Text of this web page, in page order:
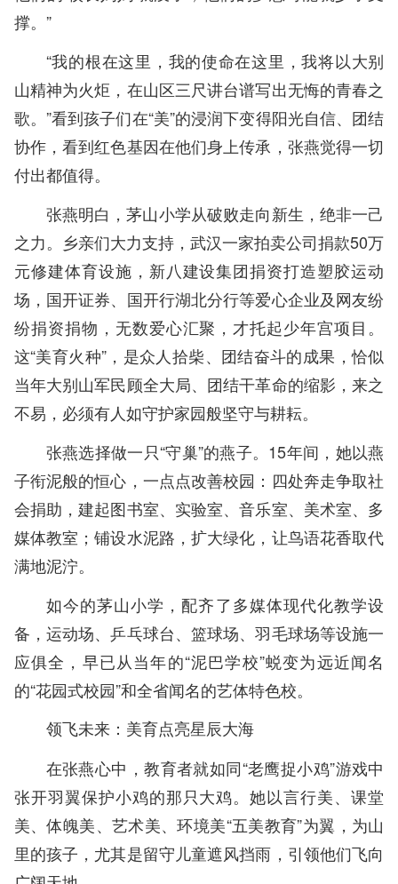
撑。”
“我的根在这里，我的使命在这里，我将以大别
山精神为火炬，在山区三尺讲台谱写出无悔的青春之
歌。”看到孩子们在“美”的浸润下变得阳光自信、团结
协作，看到红色基因在他们身上传承，张燕觉得一切
付出都值得。
张燕明白，茅山小学从破败走向新生，绝非一己
之力。乡亲们大力支持，武汉一家拍卖公司捐款50万
元修建体育设施，新八建设集团捐资打造塑胶运动
场，国开证券、国开行湖北分行等爱心企业及网友纷
纷捐资捐物，无数爱心汇聚，才托起少年宫项目。
这“美育火种”，是众人拾柴、团结奋斗的成果，恰似
当年大别山军民顾全大局、团结干革命的缩影，来之
不易，必须有人如守护家园般坚守与耕耘。
张燕选择做一只“守巢”的燕子。15年间，她以燕
子衔泥般的恒心，一点点改善校园：四处奔走争取社
会捐助，建起图书室、实验室、音乐室、美术室、多
媒体教室；铺设水泥路，扩大绿化，让鸟语花香取代
满地泥泞。
如今的茅山小学，配齐了多媒体现代化教学设
备，运动场、乒乓球台、篮球场、羽毛球场等设施一
应俱全，早已从当年的“泥巴学校”蜕变为远近闻名
的“花园式校园”和全省闻名的艺体特色校。
领飞未来：美育点亮星辰大海
在张燕心中，教育者就如同“老鹰捉小鸡”游戏中
张开羽翼保护小鸡的那只大鸡。她以言行美、课堂
美、体魄美、艺术美、环境美“五美教育”为翼，为山
里的孩子，尤其是留守儿童遮风挡雨，引领他们飞向